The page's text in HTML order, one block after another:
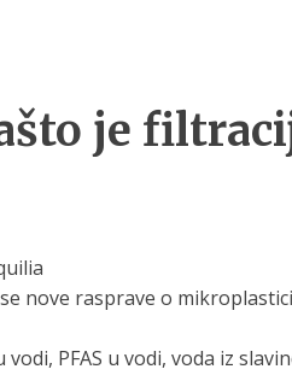
je
nove rasprave o
PFAS u vodi, voda iz
za piće
Zamjenski dijelovi za